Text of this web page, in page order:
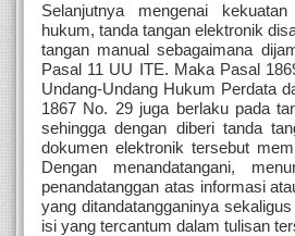
Selanjutnya mengenai
hukum, tanda tangan elektronik
tangan manual sebagaimana
Pasal 11 UU ITE. Maka Pasal
Undang-Undang Hukum Perdata
1867 No. 29 juga berlaku pada
sehingga dengan diberi tanda
dokumen elektronik tersebut
Dengan menandatangani,
penandatanggan atas informasi
yang ditandatangganinya
isi yang tercantum dalam tulisan